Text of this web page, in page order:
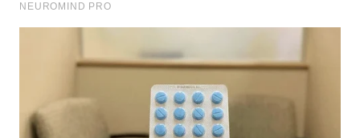
WN
GORONTALO